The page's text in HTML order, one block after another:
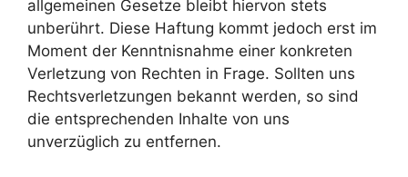
allgemeinen Gesetze bleibt hiervon stets
unberührt. Diese Haftung kommt jedoch erst im
Moment der Kenntnisnahme einer konkreten
Verletzung von Rechten in Frage. Sollten uns
Rechtsverletzungen bekannt werden, so sind
die entsprechenden Inhalte von uns
unverzüglich zu entfernen.